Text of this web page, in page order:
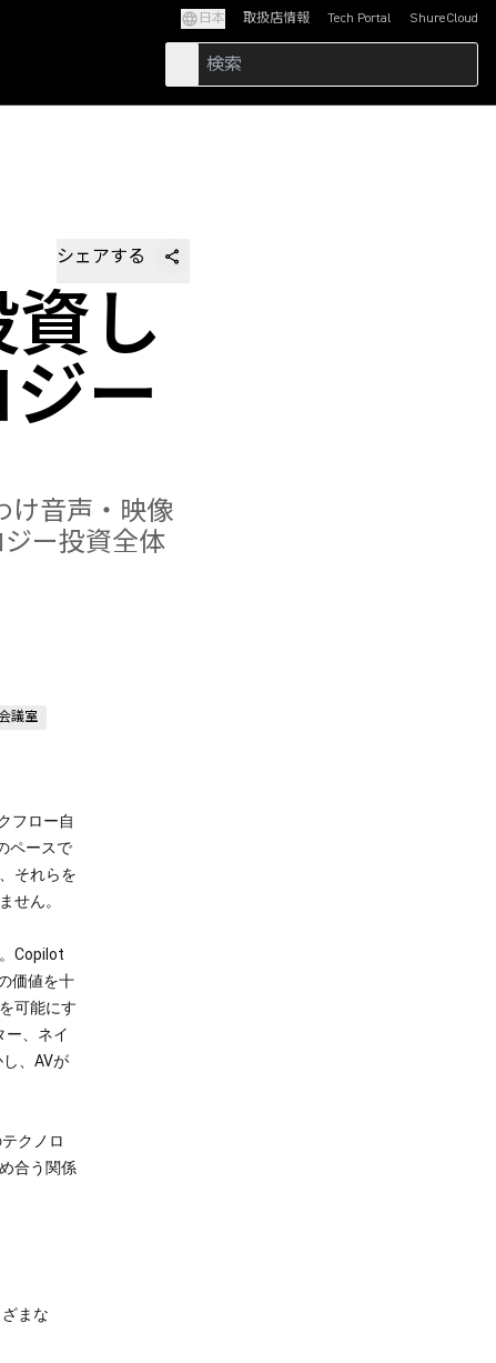
日本 取扱店情報 Tech Portal
(Opens in a new tab)ShureCloud
(Opens in a new
シェアする
し
ー
け音声・映像
ジー投資全体
議室
フロー自
ペースで
それらを
せん。
Copilot
価値を十
可能にす
ー、ネイ
、AVが
クノロ
合う関係
まな